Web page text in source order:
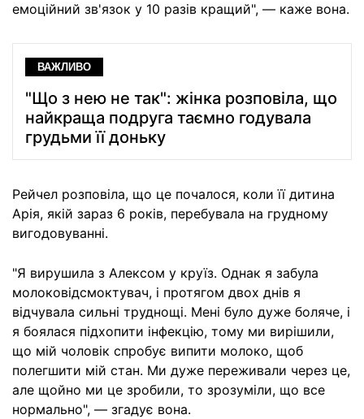
емоційний зв'язок у 10 разів кращий", — каже вона.
ВАЖЛИВО
"Що з нею не так": жінка розповіла, що
найкраща подруга таємно годувала
грудьми її доньку
Рейчел розповіла, що це почалося, коли її дитина
Арія, якій зараз 6 років, перебувала на грудному
вигодовуванні.
"Я вирушила з Алексом у круїз. Однак я забула
молоковідсмоктувач, і протягом двох днів я
відчувала сильні труднощі. Мені було дуже боляче, і
я боялася підхопити інфекцію, тому ми вирішили,
що мій чоловік спробує випити молоко, щоб
полегшити мій стан. Ми дуже переживали через це,
але щойно ми це зробили, то зрозуміли, що все
нормально", — згадує вона.